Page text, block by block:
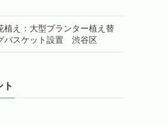
植え：大型プランター植え替
バスケット設置 渋谷区
ト